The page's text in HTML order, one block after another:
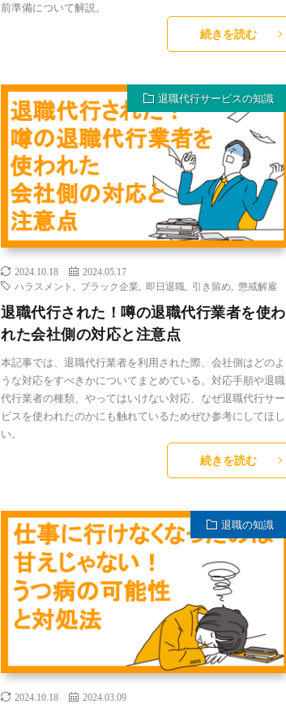
前準備について解説。
続きを読む
退職代行サービスの知識
2024.10.18
2024.05.17
ハラスメント
ブラック企業 即日退職 引き留め ,懲戒解雇
退職代行された！噂の退職代行業者を使わ
れた会社側の対応と注意点
本記事では、退職代行業者を利用された際、会社側はどのよ
うな対応をすべきかについてまとめている。対応手順や退職
代行業者の種類、やってはいけない対応、なぜ退職代行サー
ビスを使われたのかにも触れているためぜひ参考にしてほし
い。
続きを読む
退職の知識
2024.10.18
2024.03.09